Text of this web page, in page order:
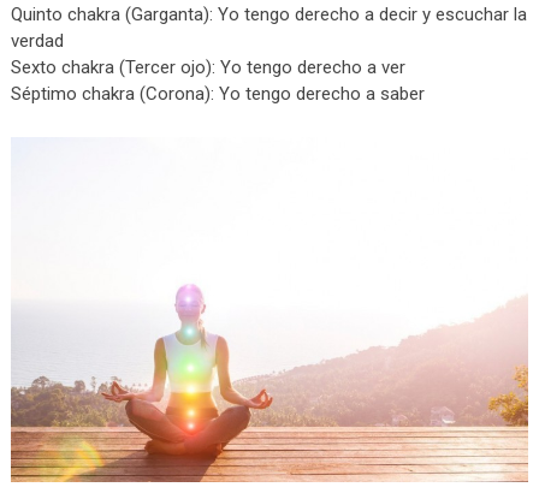
Quinto chakra (Garganta): Yo tengo derecho a decir y escuchar la
verdad
Sexto chakra (Tercer ojo): Yo tengo derecho a ver
Séptimo chakra (Corona): Yo tengo derecho a saber